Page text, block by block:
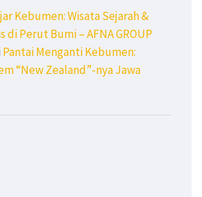
Kebumen: Wisata Sejarah &
di Perut Bumi – AFNA GROUP
Pantai Menganti Kebumen:
“New Zealand”-nya Jawa